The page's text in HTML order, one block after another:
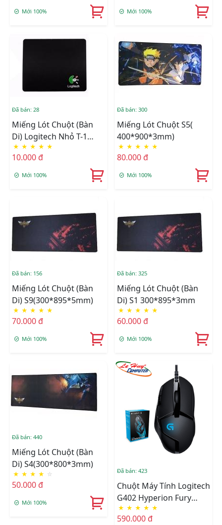
Mới 100% Mới 100%
Đã bán: 28
Miếng Lót Chuột (bàn
Di) Logitech Nhỏ T-1
(24*20*1mm)
★ ★ ★ ★ ★
10.000 đ
Mới 100%
Đã bán: 300
Miếng Lót Chuột S5(
400*900*3mm)
★ ★ ★ ★ ★
80.000 đ
Mới 100%
Đã bán: 156
Miếng Lót Chuột (Bàn
Di) S9(300*895*5mm)
★ ★ ★ ★ ★
70.000 đ
Mới 100%
Đã bán: 325
Miếng Lót Chuột (Bàn
Di) S1 300*895*3mm
★ ★ ★ ★ ★
60.000 đ
Mới 100%
Đã bán: 440
Miếng Lót Chuột (Bàn
Di) S4(300*800*3mm)
★ ★ ★ ★ ☆
50.000 đ
Mới 100%
Đã bán: 423
Chuột Máy Tính Logitech
G402 Hyperion Fury
Ultra Fast FPS Gaming
★ ★ ★ ★ ★
590.000 đ